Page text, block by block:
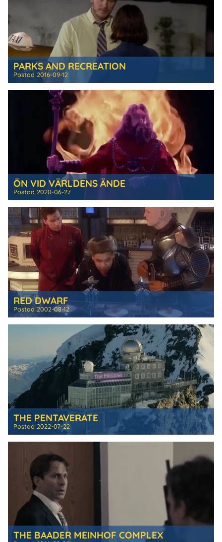
PARKS AND RECREATION
Postad 2016-09-12
ÖN VID VÄRLDENS ÄNDE
Postad 2020-06-27
RED DWARF
Postad 2002-08-12
THE PENTAVERATE
Postad 2022-07-22
THE BAADER MEINHOF COMPLEX